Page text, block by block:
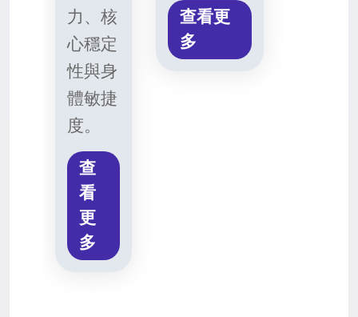
力、核
心穩定
性與身
體敏捷
度。
查
看
更
多
查看更
多